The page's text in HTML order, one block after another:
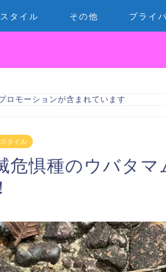
タイル その他 プライ
ロモーションが含まれています
タイル
危惧種のウバタ